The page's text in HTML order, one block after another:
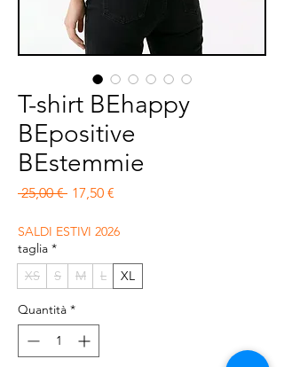
T-shirt BEhappy
BEpositive
BEstemmie
25,00 € Prezzo regolare
17,50 €
SALDI ESTIVI 2026
taglia *
XS
S M L XL
Quantità *